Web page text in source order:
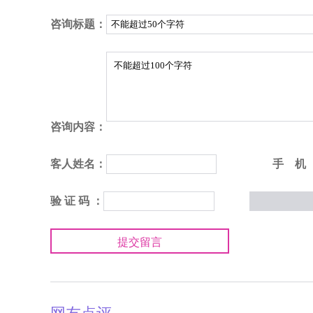
咨询标题：
咨询内容：
客人姓名： 手 机
验 证 码 ：
提交留言